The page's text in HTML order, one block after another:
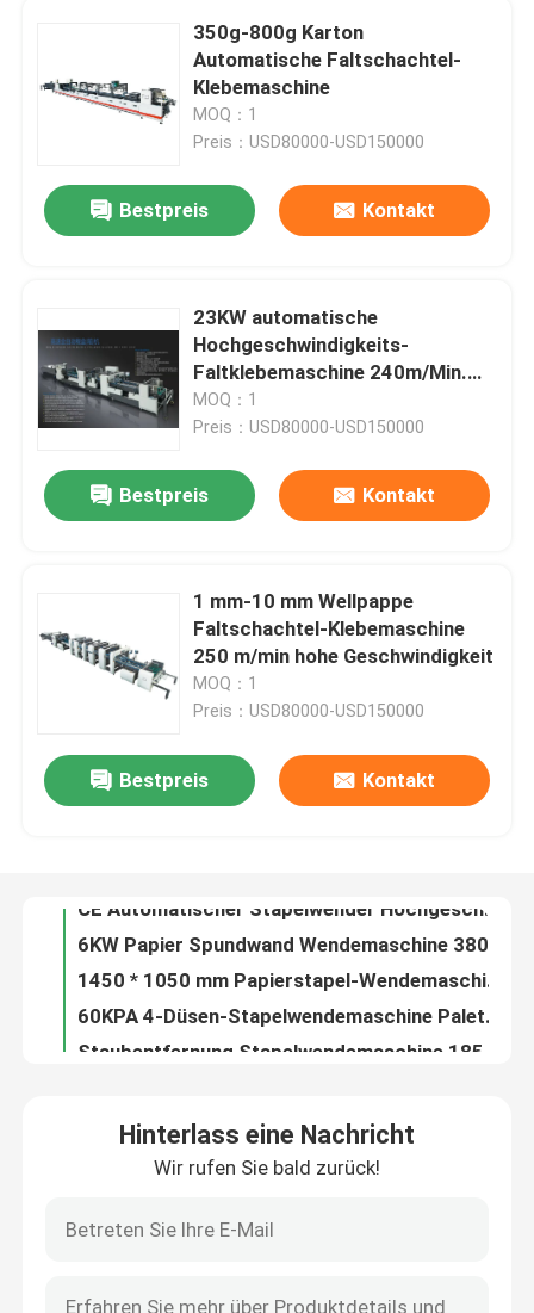
Über uns
Qualitätskontrolle
Rechtssachen
Bitte um ein Angebot
Flöten-Laminiermaschinen-Maschine
350g-800g Karton
Automatische Faltschachtel-
Klebemaschine
MOQ：1
Preis：USD80000-USD150000
Bestpreis Kontakt
23KW automatische
Hochgeschwindigkeits-
Faltklebemaschine 240m/Min.
Mittelgroß
MOQ：1
Preis：USD80000-USD150000
Bestpreis Kontakt
1 mm-10 mm Wellpappe
Faltschachtel-Klebemaschine
250 m/min hohe Geschwindigkeit
MOQ：1
Preis：USD80000-USD150000
Bestpreis Kontakt
3-Düsen-Stapelwendemaschine Papierrütteln Palettenzuführung
Hinterlass eine Nachricht
Wir rufen Sie bald zurück!